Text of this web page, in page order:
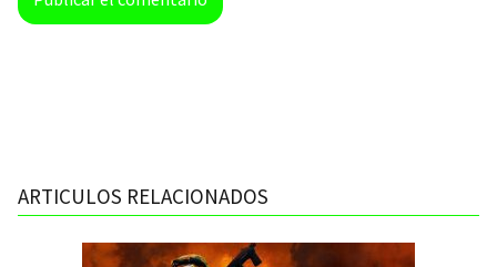
ARTICULOS RELACIONADOS